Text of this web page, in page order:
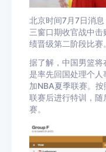
北京时间7月7日消
三窗口期收官战中
绩晋级第二阶段比赛。
据了解，中国男篮将
是率先回国处理个
加NBA夏季联赛。
联赛后进行特训，随
赛。